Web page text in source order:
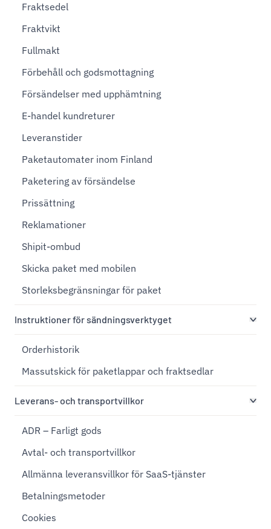
Fraktsedel
Fraktvikt
Fullmakt
Förbehåll och godsmottagning
Försändelser med upphämtning
E-handel kundreturer
Leveranstider
Paketautomater inom Finland
Paketering av försändelse
Prissättning
Reklamationer
Shipit-ombud
Skicka paket med mobilen
Storleksbegränsningar för paket
Instruktioner för sändningsverktyget
Orderhistorik
Massutskick för paketlappar och fraktsedlar
Leverans- och transportvillkor
ADR – Farligt gods
Avtal- och transportvillkor
Allmänna leveransvillkor för SaaS-tjänster
Betalningsmetoder
Cookies